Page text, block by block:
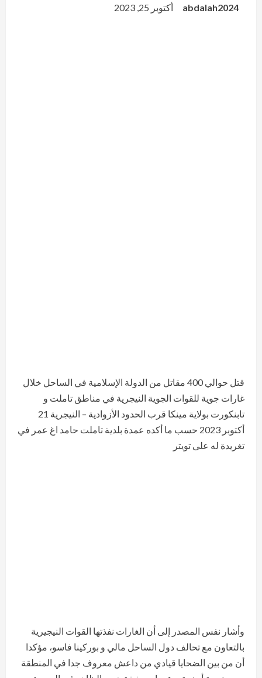
abdalah2024 أكتوبر 25, 2023
قتل حوالي 400 مقاتل من الدولة الإسلامية في الساحل خلال
غارات جوية للقوات الجوية النيجرية في مناطق تاملت و
تابنكورت بولاية مينكا قرب الحدود الأزوادية – النيجرية 21
أكتوبر 2023 حسب ما أكده عمدة بلدية تاملت حامد اغ عمر في
تغريدة له على تويتر
وأشار نفس المصدر إلى أن الغارات نفذتها القوات النيجيرية
بالتعاون مع تحالف دول الساحل مالي و بوركينا فاسو، مؤكدا
أن من بين الضحايا قيادي من داعش معروف جدا في المنطقة